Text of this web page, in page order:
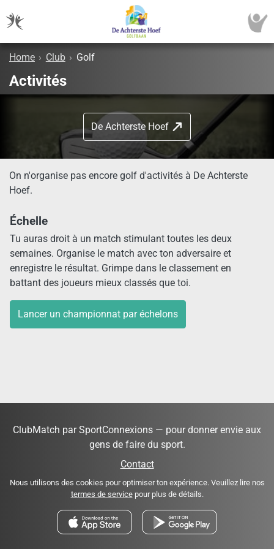
Home › Club › Golf
Activités
De Achterste Hoef
On n'organise pas encore golf d'activités à De Achterste
Hoef.
Échelle
Tu auras droit à un match stimulant toutes les deux
semaines. Organise le match avec ton adversaire et
enregistre le résultat. Grimpe dans le classement en
battant des joueurs mieux classés que toi.
Lancer un championnat par échelons
ClubMatch par SportConnexions — pour donner envie aux
gens de faire du sport.
Contact
Nous utilisons des cookies pour optimiser ton expérience. Veuillez lire nos
termes de servicepour plus de détails.